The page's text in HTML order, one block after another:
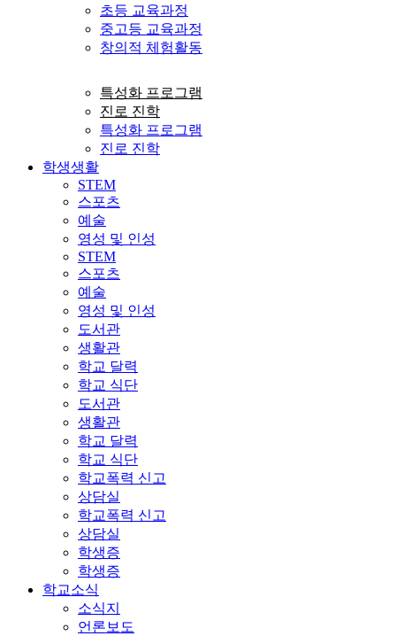
초등 교육과정
중고등 교육과정
창의적 체험활동
특성화 프로그램
진로 진학
특성화 프로그램
진로 진학
학생생활
STEM
스포츠
예술
영성 및 인성
STEM
스포츠
예술
영성 및 인성
도서관
생활관
학교 달력
학교 식단
도서관
생활관
학교 달력
학교 식단
학교폭력 신고
상담실
학교폭력 신고
상담실
학생증
학생증
학교소식
소식지
언론보도